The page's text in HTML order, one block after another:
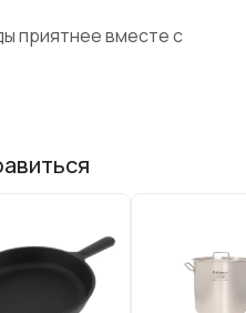
приятнее вместе с